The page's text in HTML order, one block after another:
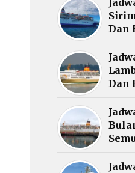
Dan
Dan